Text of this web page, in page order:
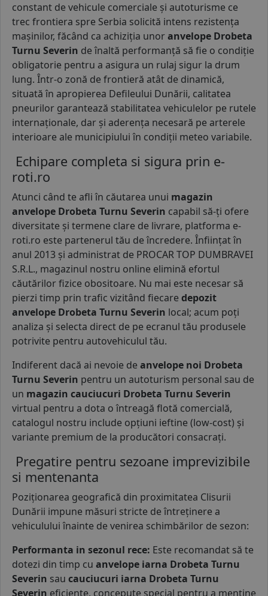
constant de vehicule comerciale și autoturisme ce
trec frontiera spre Serbia solicită intens rezistența
mașinilor, făcând ca achiziția unoranvelope Drobeta
Turnu Severin de înaltă performanță să fie o condiție
obligatorie pentru a asigura un rulaj sigur la drum
lung. Într-o zonă de frontieră atât de dinamică,
situată în apropierea Defileului Dunării, calitatea
pneurilor garantează stabilitatea vehiculelor pe rutele
internaționale, dar și aderența necesară pe arterele
interioare ale municipiului în condiții meteo variabile.
Echipare completa si sigura prin e-
roti.ro
Atunci când te afli în căutarea unui magazin
anvelope Drobeta Turnu Severin capabil să-ți ofere
diversitate și termene clare de livrare, platforma e-
roti.ro este partenerul tău de încredere. Înființat în
anul 2013 și administrat de PROCAR TOP DUMBRAVEI
S.R.L., magazinul nostru online elimină efortul
căutărilor fizice obositoare. Nu mai este necesar să
pierzi timp prin trafic vizitând fiecare depozit
anvelope Drobeta Turnu Severin local; acum poți
analiza și selecta direct de pe ecranul tău produsele
potrivite pentru autovehiculul tău.
Indiferent dacă ai nevoie de anvelope noi Drobeta
Turnu Severin pentru un autoturism personal sau de
un magazin cauciucuri Drobeta Turnu Severin
virtual pentru a dota o întreagă flotă comercială,
catalogul nostru include opțiuni ieftine (low-cost) și
variante premium de la producători consacrați.
Pregatire pentru sezoane imprevizibile
si mentenanta
Poziționarea geografică din proximitatea Clisurii
Dunării impune măsuri stricte de întreținere a
vehiculului înainte de venirea schimbărilor de sezon:
Performanta in sezonul rece: Este recomandat să te
dotezi din timp cu anvelope iarna Drobeta Turnu
Severin sau cauciucuri iarna Drobeta Turnu
Severin eficiente, concepute special pentru a menține